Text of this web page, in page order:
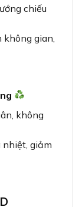
chiếu
gian,
không
nhiệt, giảm